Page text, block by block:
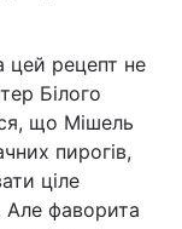
цей рецепт не
Білого
що Мішель
пирогів,
ціле
Але фаворита